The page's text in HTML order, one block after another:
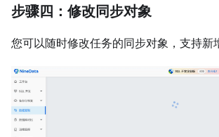
步骤四：修改同步对象
您可以随时修改任务的同步对象，支持新